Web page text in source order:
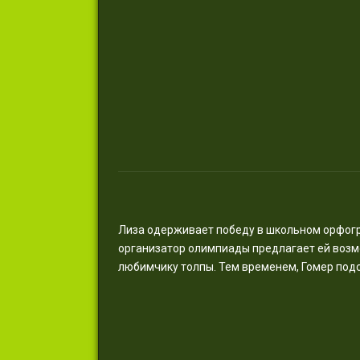
Лиза одерживает победу в школьном
организатор олимпиады предлагает ей
любимчику толпы. Тем временем, Гомер